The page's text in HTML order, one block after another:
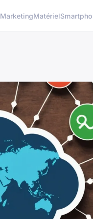
MarketingMatériel